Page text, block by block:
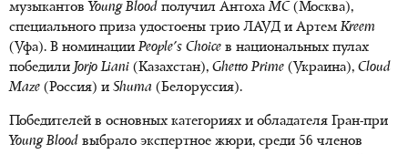
музыкантов Young Blood получил АнтохаMC (Москва),
специального приза удостоены трио ЛАУД и АртемKreem
(Уфа). В номинацииPeople's Choice в национальных пулах
победили Jorjo Liani (Казахстан), Ghetto Prime (Украина), Cloud
Maze (Россия) и Shuma (Белоруссия).
Победителей в основных категориях и обладателя Гран-при
Young Blood выбрало экспертное жюри, среди 56 членов